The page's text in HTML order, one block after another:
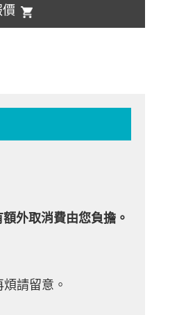
外取消費由您負擔。
請留意。